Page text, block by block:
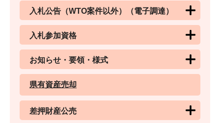
入札公告（WTO案件以外）（電子調達）
入札参加資格
お知らせ・要領・様式
県有資産売却
差押財産公売